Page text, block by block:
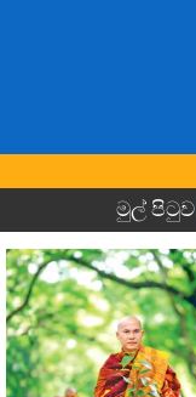
මුල් පිටුව